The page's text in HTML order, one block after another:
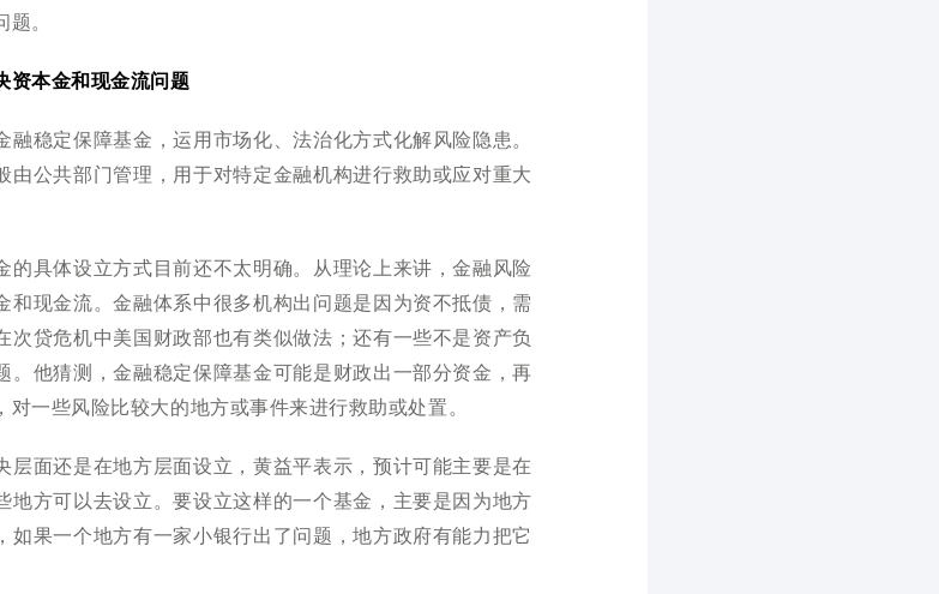
。
资本金和现金流问题
稳定保障基金，运用市场化、法治化方式化解风险隐患。
由公共部门管理，用于对特定金融机构进行救助或应对重大
的具体设立方式目前还不太明确。从理论上来讲，金融风险
和现金流。金融体系中很多机构出问题是因为资不抵债，需
次贷危机中美国财政部也有类似做法；还有一些不是资产负
。他猜测，金融稳定保障基金可能是财政出一部分资金，再
一些风险比较大的地方或事件来进行救助或处置。
层面还是在地方层面设立，黄益平表示，预计可能主要是在
地方可以去设立。要设立这样的一个基金，主要是因为地方
如果一个地方有一家小银行出了问题，地方政府有能力把它